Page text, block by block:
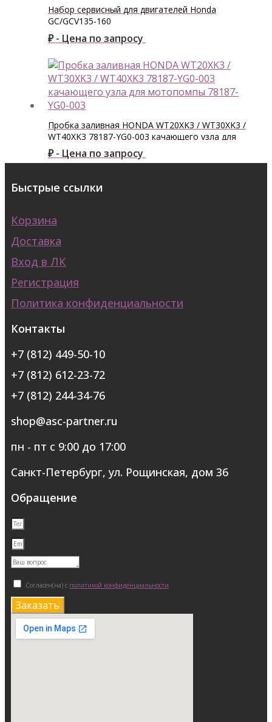
Набор сервисный для двигателей Honda
GC/GCV135-160
₽ - Цена по запросу
Пробка заливная HONDA WT20XK3 / WT30XK3 /
WT40XK3 78187-YG0-003 качающего узла для
мотопомпы 78187-YG0-003
₽ - Цена по запросу
Быстрые ссылки
Корзина
Доставка
Вход в ЛК
Регистрация
Политика конфиденциальности
Контакты
+7 (812) 449-50-10
+7 (812) 612-23-72
+7 (812) 244-34-76
shop@asc-partner.ru
пн - пт с 9:00 до 17:00
Санкт-Петербург, ул. Рощинская, дом 36
Обращение
Согласен(на) с политикой конфиденциальности
Заказать